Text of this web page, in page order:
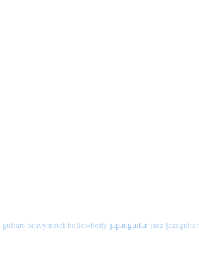
guitars heavymetal hollowbody japanguitar jazz jazzguitar